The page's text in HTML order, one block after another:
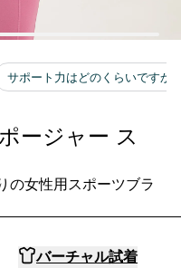
ージャー ス
の女性用スポーツブラ
バーチャル試着